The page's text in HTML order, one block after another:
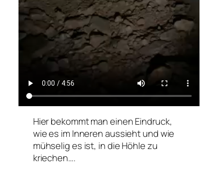
Hier bekommt man einen Eindruck,
wie es im Inneren aussieht und wie
mühselig es ist, in die Höhle zu
kriechen….